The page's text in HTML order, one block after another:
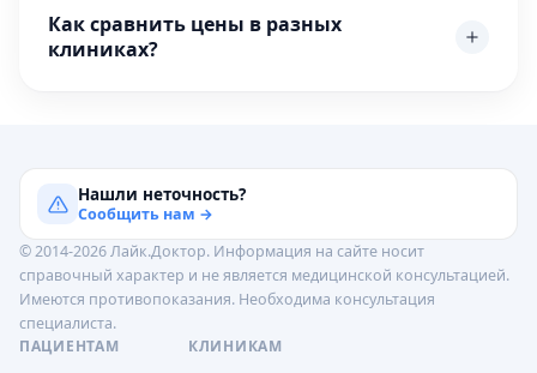
Как сравнить цены в разных
клиниках?
Нашли неточность?
Сообщить нам →
© 2014-2026 Лайк.Доктор. Информация на сайте носит
справочный характер и не является медицинской консультацией.
Имеются противопоказания. Необходима консультация
специалиста.
ПАЦИЕНТАМ
КЛИНИКАМ